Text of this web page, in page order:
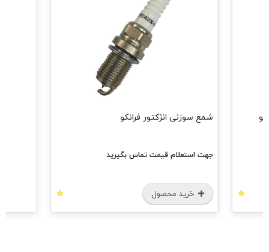
شمع سوزنی انژکتور فرانکو
جهت استعلام قیمت تماس بگیرید
خرید محصول